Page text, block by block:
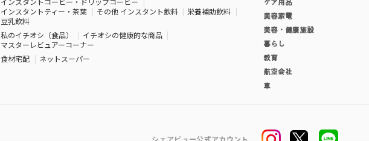
インスタントティー・茶葉
その他 インスタント飲料
栄養補助飲料
豆乳飲料
私のイチオシ（食品）
イチオシの健康的な商品
マスターレビュアーコーナー
食材宅配 ネットスーパー
美容家電
美容・健康施設
暮らし
教育
航空会社
車
シェアビュー公式アカウント